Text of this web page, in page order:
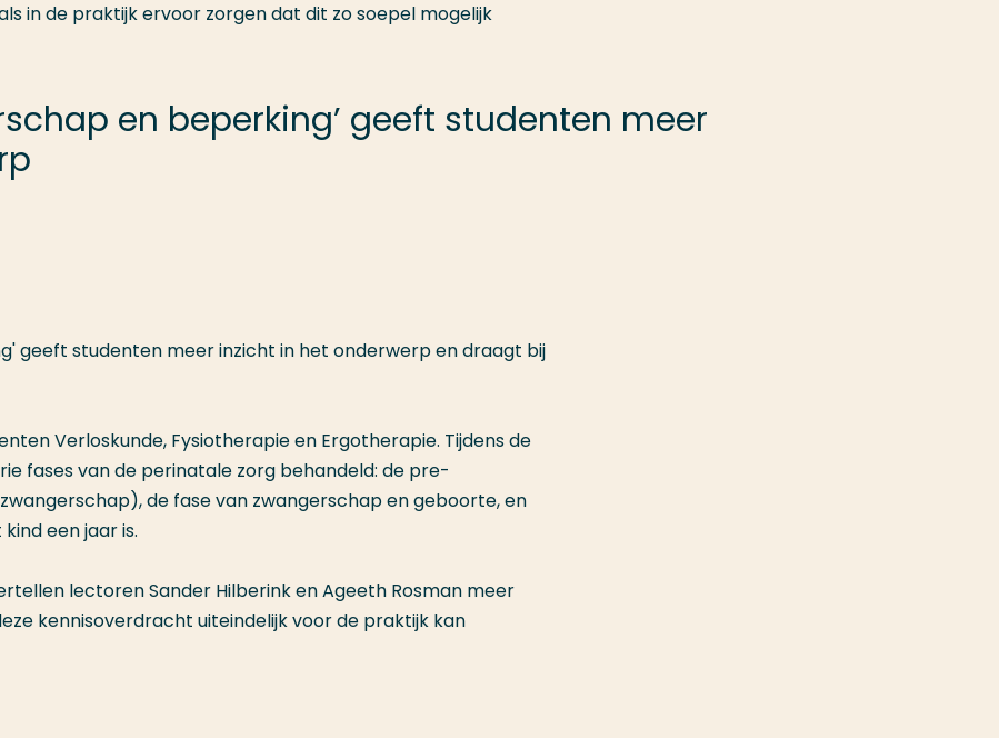
in de praktijk ervoor zorgen dat dit zo soepel mogelijk
en beperking’ geeft studenten meer
geeft studenten meer inzicht in het onderwerp en draagt bij
Verloskunde, Fysiotherapie en Ergotherapie. Tijdens de
fases van de perinatale zorg behandeld: de pre-
de fase van zwangerschap en geboorte, en
een jaar is.
lectoren Sander Hilberink en Ageeth Rosman meer
kennisoverdracht uiteindelijk voor de praktijk kan